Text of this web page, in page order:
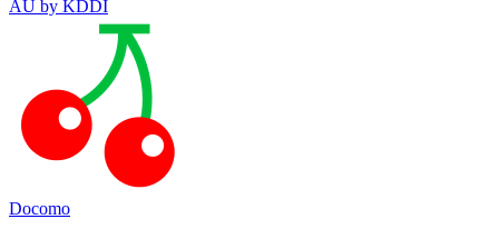
AU by KDDI
Docomo